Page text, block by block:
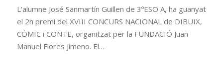
L'alumne José Sanmartín Guillen de 3ºESO A, ha guanyat
el 2n premi del XVIII CONCURS NACIONAL de DIBUIX,
CÒMIC i CONTE, organitzat per la FUNDACIÓ Juan
Manuel Flores Jimeno. El…